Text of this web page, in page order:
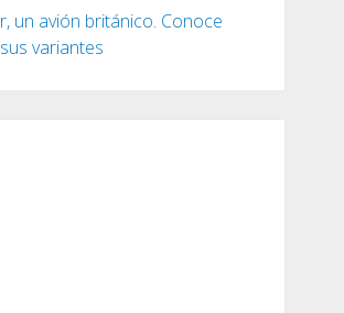
un avión británico. Conoce
variantes